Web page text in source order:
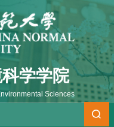
学学院
Sciences